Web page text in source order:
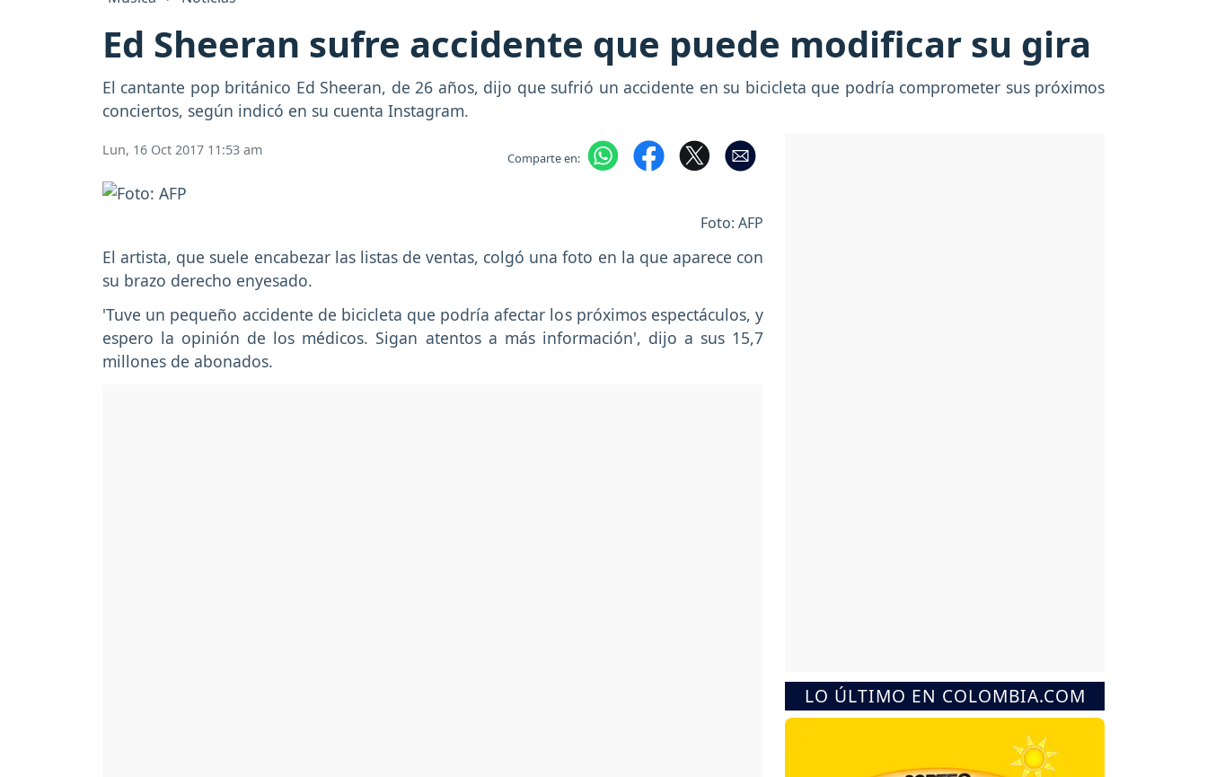
Ed Sheeran sufre accidente que puede modificar su gira
El cantante pop británico Ed Sheeran, de 26 años, dijo que sufrió un accidente en su bicicleta que podría comprometer sus próximos
conciertos, según indicó en su cuenta Instagram.
Lun, 16 Oct 2017 11:53 am Comparte en:
Foto: AFP
El artista, que suele encabezar las listas de ventas, colgó una foto en la que aparece con
su brazo derecho enyesado.
'Tuve un pequeño accidente de bicicleta que podría afectar los próximos espectáculos, y
espero la opinión de los médicos. Sigan atentos a más información', dijo a sus 15,7
millones de abonados.
LO ÚLTIMO EN COLOMBIA.COM